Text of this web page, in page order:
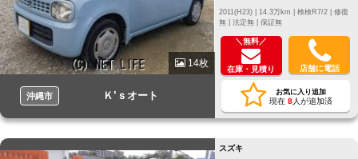
14枚
沖縄市 Ｋ’ｓオート
修復
無 | 法定無 | 保証無
＼無料／
在庫・見積り 店舗に電話
お気に入り追加
現在 8人が追加済
スズキ